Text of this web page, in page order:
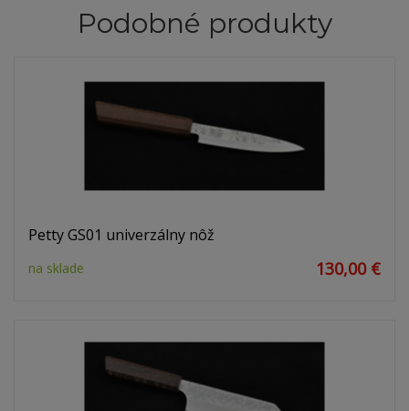
Podobné produkty
Petty GS01 univerzálny nôž
na sklade 130,00 €